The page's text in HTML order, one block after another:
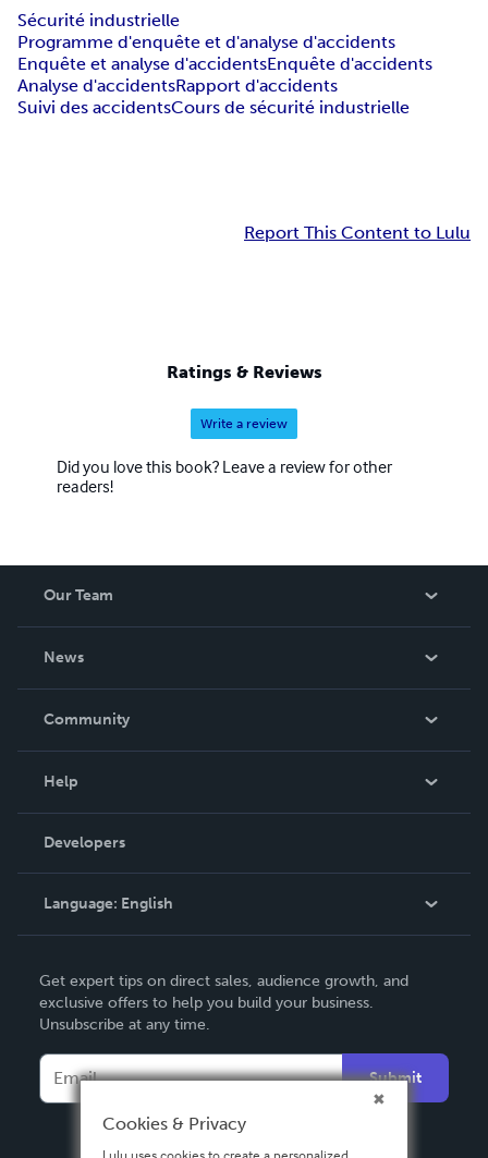
Sécurité industrielle
Programme d'enquête et d'analyse d'accidents
Enquête et analyse d'accidentsEnquête d'accidents
Analyse d'accidentsRapport d'accidents
Suivi des accidentsCours de sécurité industrielle
Report This Content to Lulu
Ratings & Reviews
Write a review
Did you love this book? Leave a review for other
readers!
Our Team
News
In The News
Community
Podcast
Help
Order Lookup
Knowledge Base
Contact Support
Developers
Language: English
Deutsch
Français
Italiano
Español
Get expert tips on direct sales, audience growth, and
exclusive offers to help you build your business.
Unsubscribe at any time.
Submit
Cookies & Privacy